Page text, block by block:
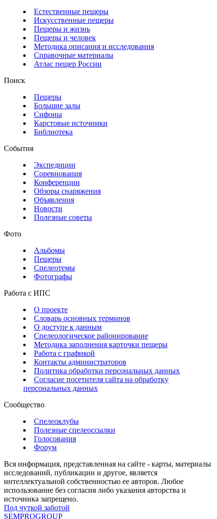
Естественные пещеры
Искусственные пещеры
Пещеры и жизнь
Пещеры и человек
Методика описания и исследования
Справочные материалы
Атлас пещер России
Поиск
Пещеры
Большие залы
Сифоны
Карстовые источники
Библиотека
События
Экспедиции
Соревнования
Конференции
Обзоры снаряжения
Объявления
Новости
Полезные советы
Фото
Альбомы
Пещеры
Спелеотемы
Фотографы
Работа с ИПС
О проекте
Словарь основных терминов
О доступе к данным
Спелеологическое районирование
Методика заполнения карточки пещеры
Работа с графикой
Контакты администраторов
Политика обработки персональных данных
Согласие посетителя сайта на обработку
персональных данных
Сообщество
Спелеоклубы
Полезные спелеоссылки
Голосования
Форум
Вся информация, представленная на сайте - карты, материалы
исследований, публикации и другое, является
интеллектуальной собственностью ее авторов. Любое
использование без согласия либо указания авторства и
источника запрещено.
Под чуткой заботой
SEMPROGROUP